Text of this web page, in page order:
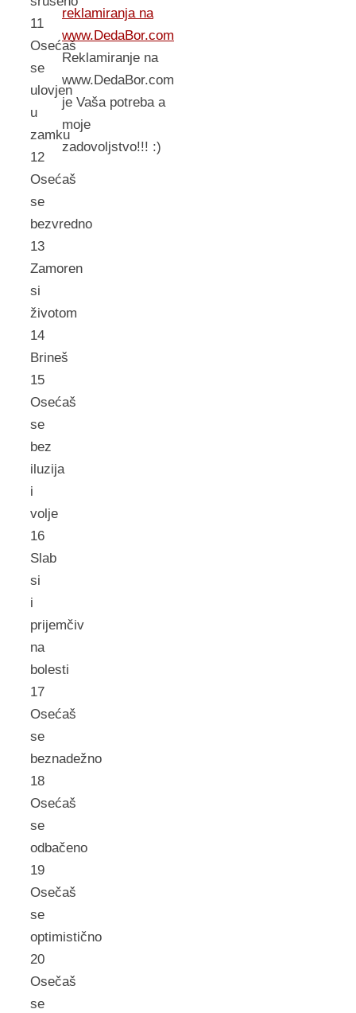
11
Osećaš
se
ulovjen
u
zamku
12
Osećaš
se
bezvredno
13
Zamoren
si
životom
14
Brineš
15
Osećaš
se
bez
iluzija
i
volje
16
Slab
si
i
prijemčiv
na
bolesti
17
Osećaš
se
beznadežno
18
Osećaš
se
odbačeno
19
Osečaš
se
optimistično
20
Osečaš
se
reklamiranja na
www.DedaBor.com
Reklamiranje na
www.DedaBor.com
je Vaša potreba a
moje
zadovoljstvo!!! :)